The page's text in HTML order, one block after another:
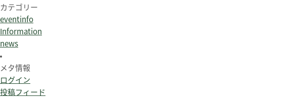
カテゴリー
eventinfo
Information
news
メタ情報
ログイン
投稿フィード